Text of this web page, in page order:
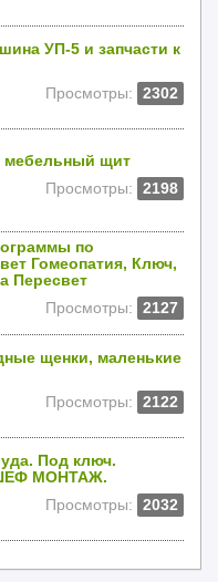
УП-5 и запчасти к
Просмотры:
2302
мебельный щит
Просмотры:
2198
по
Гомеопатия, Ключ,
Пересвет
Просмотры:
2127
щенки, маленькие
Просмотры:
2122
Под ключ.
МОНТАЖ.
Просмотры:
2032